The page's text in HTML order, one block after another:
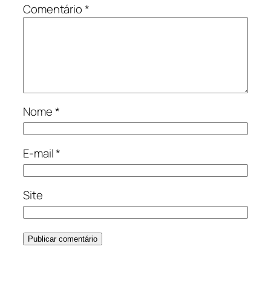
Comentário*
Nome*
E-mail*
Site